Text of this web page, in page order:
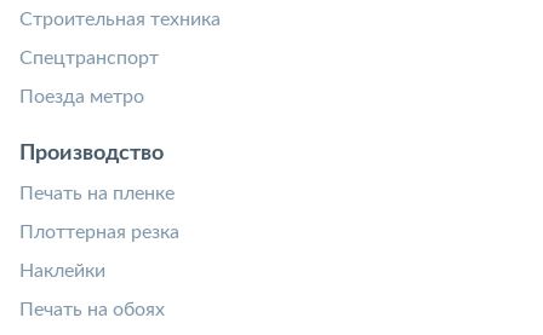
Строительная техника
Спецтранспорт
Поезда метро
Производство
Печать на пленке
Плоттерная резка
Наклейки
Печать на обоях